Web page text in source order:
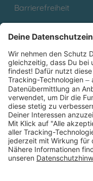
Barrierefreiheit
Partnerprogramm
Folge uns auf
* Versandkostenfrei
Deutschlands
** Lieferzeit 1-3